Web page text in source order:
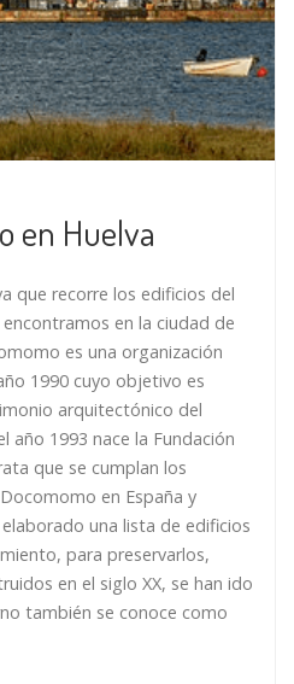
en Huelva
que recorre los edificios del
en la ciudad de
es una organización
1990 cuyo objetivo es
arquitectónico del
año 1993 nace la Fundación
que se cumplan los
en España y
una lista de edificios
para preservarlos,
en el siglo XX, se han ido
también se conoce como